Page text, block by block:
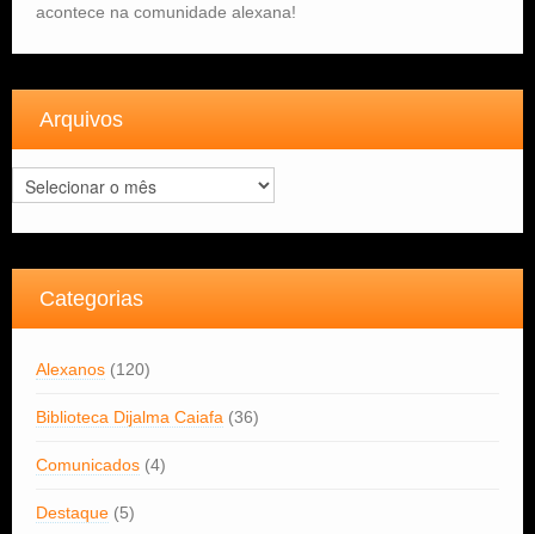
acontece na comunidade alexana!
Arquivos
Arquivos
Categorias
Alexanos (120)
Biblioteca Dijalma Caiafa (36)
Comunicados (4)
Destaque (5)